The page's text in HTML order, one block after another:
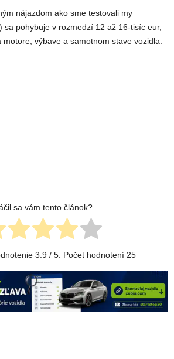
nájazdom ako sme testovali my
sa pohybuje v rozmedzí 12 až 16-tisíc eur,
výbave a samotnom stave vozidla.
sa vám tento článok?
3.9/ 5. Počet hodnotení 25